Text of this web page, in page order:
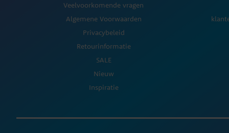
Veelvoorkomende vragen
Algemene Voorwaarden
Privacybeleid
Retourinformatie
SALE
Nieuw
Inspiratie